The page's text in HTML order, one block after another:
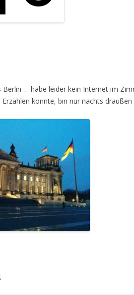
Berlin … habe leider kein Internet im
könnte, bin nur nachts